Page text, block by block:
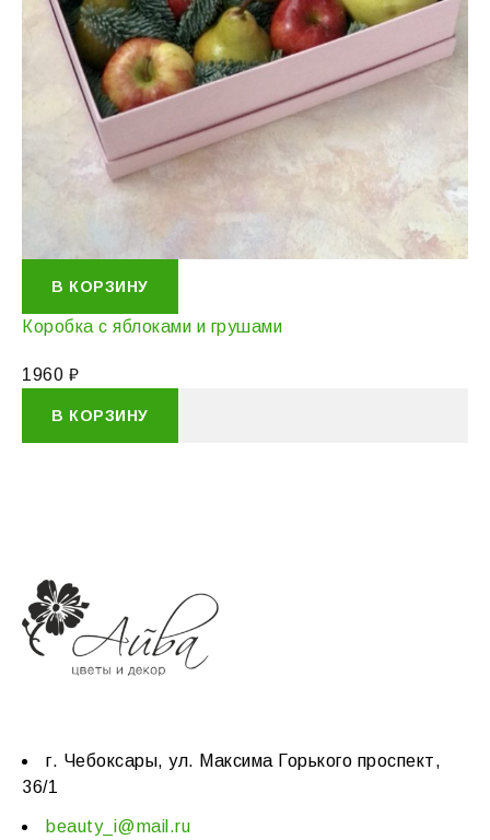
В КОРЗИНУ
Коробка с яблоками и грушами
1960 ₽
В КОРЗИНУ
г. Чебоксары, ул. Максима Горького проспект,
36/1
beauty_i@mail.ru